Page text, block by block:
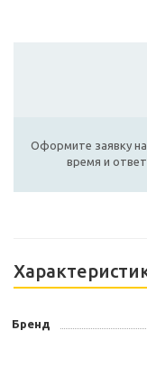
Оформите заявку
время и
Бренд